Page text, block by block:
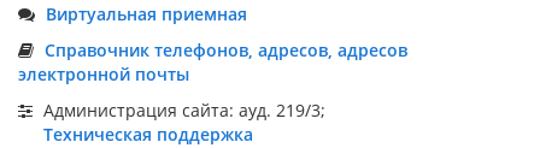
Виртуальная приемная
Справочник телефонов, адресов, адресов
электронной почты
Администрация сайта: ауд. 219/3;
Техническая поддержка